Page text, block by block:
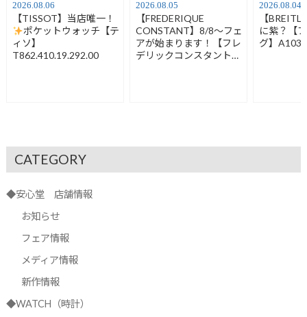
2026.08.06
【TISSOT】当店唯一！
ポケットウォッチ【テ
ィソ】
T862.410.19.292.00
2026.08.05
【FREDERIQUE
CONSTANT】8/8～フェ
アが始まります！【フレ
デリックコンスタント】
2026.08.04
【
に紫？【
グ】
CATEGORY
◆安心堂 店舗情報
お知らせ
フェア情報
メディア情報
新作情報
◆WATCH（時計）